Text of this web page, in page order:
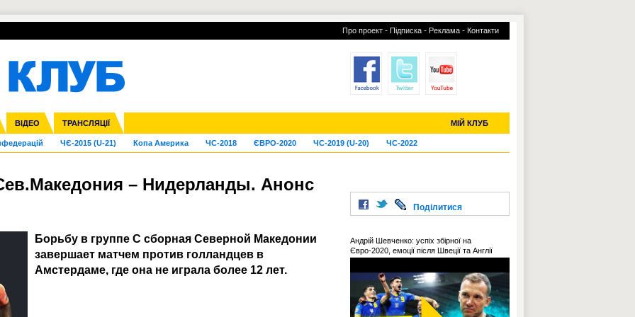
Про проект - Підписка - Реклама - Контакти
ВІДЕО ТРАНСЛЯЦІЇ МІЙ КЛУБ
ліга Кубок України Молодіжка
Ліга націй Ліга конференцій
Франція Інші
ЧЄ-2015 (U-21) Копа Америка ЧС-2018 ЄВРО-2020 ЧС-2019 (U-20) ЧС-2022
УПЛ-ПЕРЕХОДИ УСІ ТРАНСФЕРИ
– Нидерланды. Анонс
Борьбу в группе С сборная Северной Македонии
завершает матчем против голландцев в
Амстердаме, где она не играла более 12 лет.
Поділитися
Андрій Шевченко: успіх збірної на
Євро-2020, емоції після Швеції та Англії